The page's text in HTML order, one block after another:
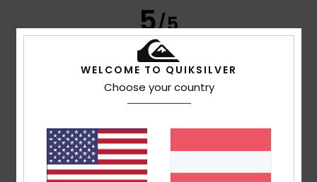
5/5
28. Juni 2026
Komfort: 5/5 Preis-Leistungs-Verhältnis: 5/5 Größe:
Perfekte GrößeMaterial: 5/5 Farbe
Ich empfehle dieses Produkt
WELCOME TO QUIKSILVER
Choose your country